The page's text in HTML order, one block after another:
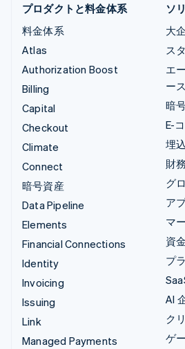
プロダクトと料金体系
料金体系
Atlas
Authorization Boost
Billing
Capital
Checkout
Climate
Connect
暗号資産
Data Pipeline
Elements
Financial Connections
Identity
Invoicing
Issuing
Link
Managed Payments
ソ
大
ス
エ
ース
暗
E-
埋
財
グ
ア
マ
資
プ
AI
ク
ゲ